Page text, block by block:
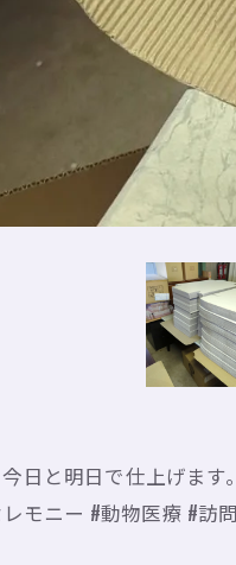
日と明日で仕上げま
モニー #動物医療 #